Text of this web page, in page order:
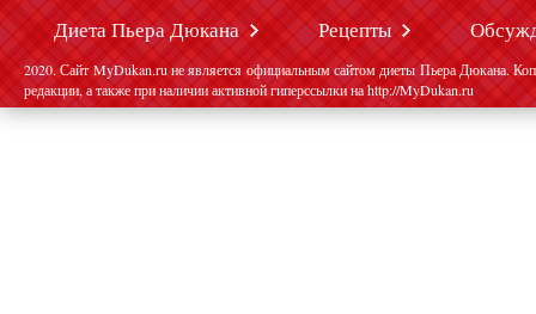
Диета Пьера Дюкана Рецепты
2020. Сайт MyDukan.ru не является официальным сайтом диеты Пьера Дюкана.
редакции, а также при наличии активной гиперссылки на http://MyDukan.ru